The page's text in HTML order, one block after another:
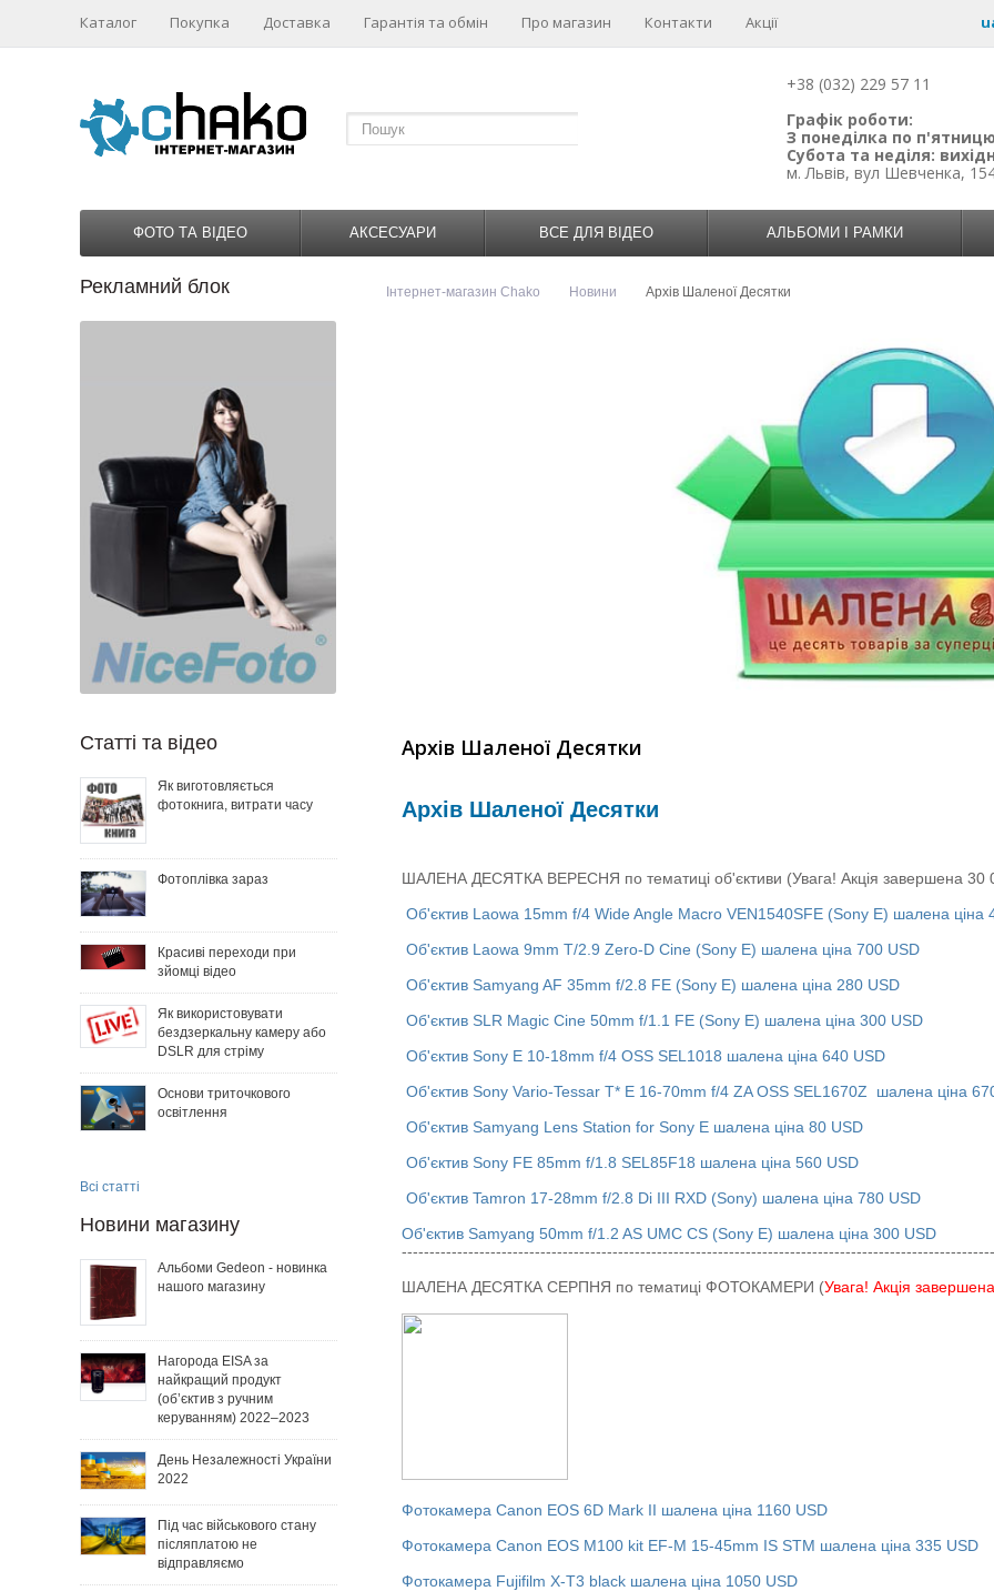
Каталог Покупка Доставка Гарантія та обмін Про магазин Контакти Акції
+38 (032) 229 57 11
Графік роботи:
З понеділка по
Субота та неділя:
м. Львів, вул Шевченка,
ФОТО ТА ВІДЕО АКСЕСУАРИ ВСЕ ДЛЯ ВІДЕО АЛЬБОМИ І РАМКИ
1 2 3 4
Рекламний блок
Статті та відео
Як виготовляється
фотокнига, витрати часу
Фотоплівка зараз
Красиві переходи при
зйомці відео
Як використовувати
бездзеркальну камеру або
DSLR для стріму
Основи триточкового
освітлення
Всі статті
Новини магазину
Альбоми Gedeon - новинка
нашого магазину
Нагорода EISA за
найкращий продукт
(об’єктив з ручним
керуванням) 2022–2023
День Незалежності України
2022
Під час військового стану
післяплатою не
відправляємо
Інтернет-магазин Chako Новини Архів Шаленої Десятки
Архів Шаленої Десятки
Архів Шаленої Десятки
ШАЛЕНА ДЕСЯТКА ВЕРЕСНЯ по тематиці об'єктиви (Увага! Акція завершена 30
Об'єктив Laowa 15mm f/4 Wide Angle Macro VEN1540SFE (Sony E) шалена ціна
Об'єктив Laowa 9mm T/2.9 Zero-D Cine (Sony E) шалена ціна 700 USD
Об'єктив Samyang AF 35mm f/2.8 FE (Sony E) шалена ціна 280 USD
Об'єктив SLR Magic Cine 50mm f/1.1 FE (Sony E) шалена ціна 300 USD
Об'єктив Sony E 10-18mm f/4 OSS SEL1018 шалена ціна 640 USD
Об'єктив Sony Vario-Tessar T* E 16-70mm f/4 ZA OSS SEL1670Z шалена ціна
Об'єктив Samyang Lens Station for Sony E шалена ціна 80 USD
Об'єктив Sony FE 85mm f/1.8 SEL85F18 шалена ціна 560 USD
Об'єктив Tamron 17-28mm f/2.8 Di III RXD (Sony) шалена ціна 780 USD
Об'єктив Samyang 50mm f/1.2 AS UMC CS (Sony E) шалена ціна 300 USD
ШАЛЕНА ДЕСЯТКА СЕРПНЯ по тематиці ФОТОКАМЕРИ (Увага! Акція
Фотокамера Canon EOS 6D Mark II шалена ціна 1160 USD
Фотокамера Canon EOS M100 kit EF-M 15-45mm IS STM шалена ціна 335 USD
Фотокамера Fujifilm X-T3 black шалена ціна 1050 USD